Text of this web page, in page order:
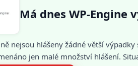
Má dnes WP-Engine
nejsou hlášeny žádné větší výpadky
jen malé množství hlášení.